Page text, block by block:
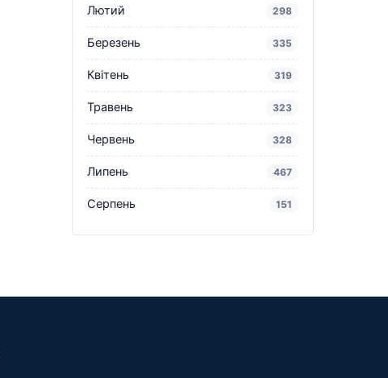
Лютий 298
Березень 335
Квітень 319
Травень 323
Червень 328
Липень 467
Серпень 151